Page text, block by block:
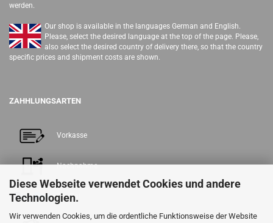
Diese Webseite verwendet Cookies und andere
Technologien.
Wir verwenden Cookies, um die ordentliche Funktionsweise der Website
werden.
Our shop is available in the languages German and English.
Please, select the desired language at the top of the page. Please,
also select the desired country of delivery there, so that the country
specific prices and shipment costs are shown.
ZAHHLUNGSARTEN
Vorkasse
Nachnahme
PayPal